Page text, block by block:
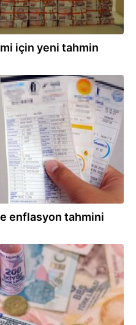
için yeni tahmin
enflasyon tahmini